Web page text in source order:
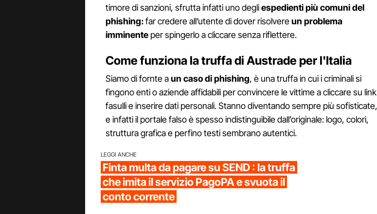
timore di sanzioni, sfrutta infatti uno degliespedienti più comuni del
phishing:far credere all’utente di dover risolvereun problema
imminente per spingerlo a cliccare senza riflettere.
Come funziona la truffa di Austrade per l'Italia
Siamo di fornte aun caso di phishing, è una truffa in cui i criminali si
fingono enti o aziende affidabili per convincere le vittime a cliccare su link
fasulli e inserire dati personali. Stanno diventando sempre più sofisticate,
e infatti il portale falso è spesso indistinguibile dall’originale: logo, colori,
struttura grafica e perfino testi sembrano autentici.
LEGGI ANCHE
Finta multa da pagare su SEND : la truffa
che imita il servizio PagoPA e svuota il
conto corrente